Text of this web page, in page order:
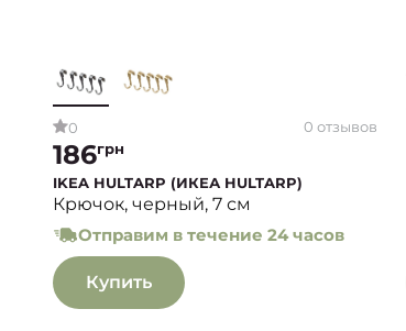
0 0 отзывов
186грн
IKEA HULTARP (ИКЕА HULTARP)
Крючок, черный, 7 см
Отправим в течение 24 часов
Купить